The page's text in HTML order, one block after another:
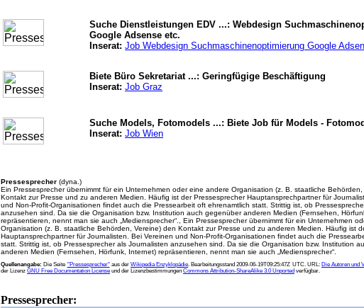
Suche Dienstleistungen EDV ...: Webdesign
Google Adsense etc.
Inserat: Job Webdesign Suchmaschinenoptimierung Google
Biete Büro Sekretariat ...: Geringfügige Beschäftigung
Inserat: Job Graz
Suche Models, Fotomodels ...: Biete Job für Models -
Inserat: Job Wien
Pressesprecher (dyna.)
Ein Pressesprecher übernimmt für ein Unternehmen oder eine andere Organisation (z. B. staatliche Behörden,
Kontakt zur Presse und zu anderen Medien. Häufig ist der Pressesprecher Hauptansprechpartner für
und Non-Profit-Organisationen findet auch die Pressearbeit oft ehrenamtlich statt. Strittig ist, ob
anzusehen sind. Da sie die Organisation bzw. Institution auch gegenüber anderen Medien (Fernsehen,
repräsentieren, nennt man sie auch „Mediensprecher“., Ein Pressesprecher übernimmt für ein Unternehmen
Organisation (z. B. staatliche Behörden, Vereine) den Kontakt zur Presse und zu anderen Medien. Häufig ist
Hauptansprechpartner für Journalisten. Bei Vereinen und Non-Profit-Organisationen findet auch die
statt. Strittig ist, ob Pressesprecher als Journalisten anzusehen sind. Da sie die Organisation bzw. Institution
anderen Medien (Fernsehen, Hörfunk, Internet) repräsentieren, nennt man sie auch „Mediensprecher“.
Quellenangabe: Die Seite "Pressesprecher"aus der Wikipedia Enzyklopädie. Bearbeitungsstand 2009-06-19T09:25:47Z UTC. URL: Die Autoren und
der Lizenz GNU Free Documentation License und der Lizenzbestimmungen Commons Attribution-ShareAlike 3.0 Unported verfügbar.
Pressesprecher: